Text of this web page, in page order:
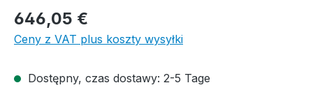
646,05 €
Ceny z VAT plus koszty wysyłki
Dostępny, czas dostawy: 2-5 Tage